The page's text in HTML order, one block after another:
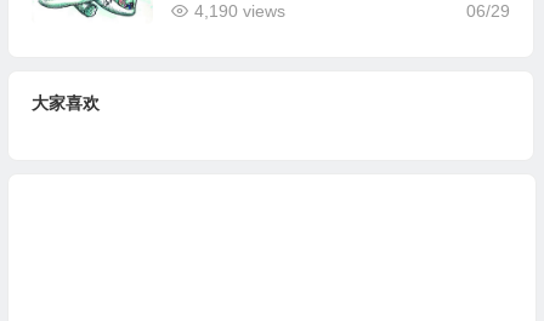
06/29
4,190 views
大家喜欢